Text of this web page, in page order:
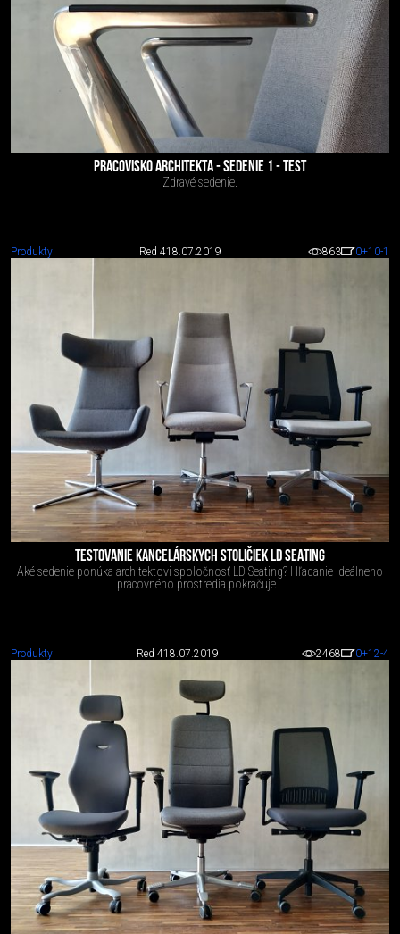
PRACOVISKO ARCHITEKTA - SEDENIE 1 - TEST
Zdravé sedenie.
Produkty Red 418.07.2019 863 0+10-1
TESTOVANIE KANCELÁRSKYCH STOLIČIEK LD SEATING
Aké sedenie ponúka architektovi spoločnosť LD Seating? Hľadanie ideálneho
pracovného prostredia pokračuje...
Produkty Red 418.07.2019 2468 0+12-4